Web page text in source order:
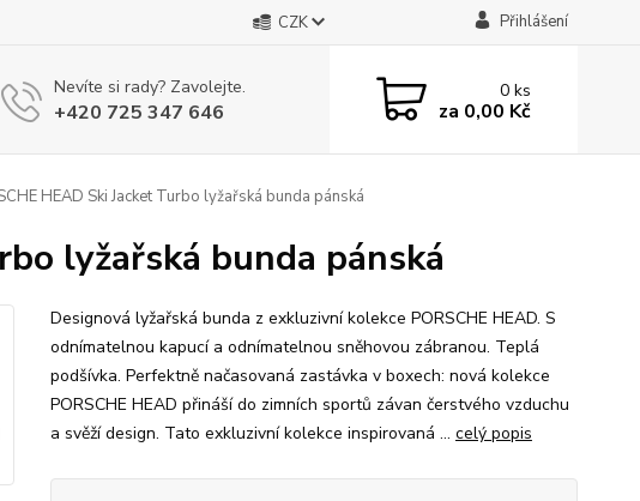
CZK Přihlášení
Nevíte si rady? Zavolejte.
+420 725 347 646
0ks
za 0,00 Kč
HEAD Ski Jacket Turbo lyžařská bunda pánská
lyžařská bunda pánská
Designová lyžařská bunda z exkluzivní kolekce PORSCHE HEAD. S
odnímatelnou kapucí a odnímatelnou sněhovou zábranou. Teplá
podšívka. Perfektně načasovaná zastávka v boxech: nová kolekce
PORSCHE HEAD přináší do zimních sportů závan čerstvého vzduchu
a svěží design. Tato exkluzivní kolekce inspirovaná ... celý popis